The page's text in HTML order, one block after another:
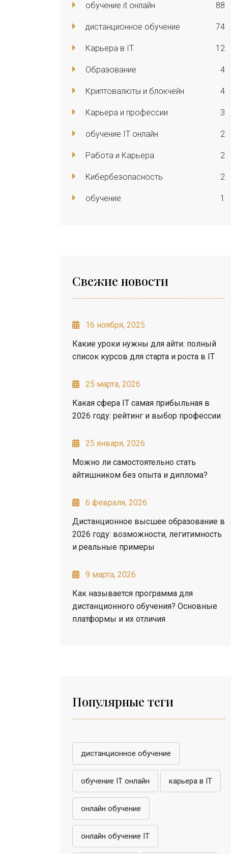
обучение it онлайн 88
дистанционное обучение 74
Карьера в IT 12
Образование 4
Криптовалюты и блокчейн 4
Карьера и профессии 3
обучение IT онлайн 2
Работа и Карьера 2
Кибербезопасность 2
обучение 1
Свежие новости
16 ноября, 2025
Какие уроки нужны для айти: полный
список курсов для старта и роста в IT
25 марта, 2026
Какая сфера IT самая прибыльная в
2026 году: рейтинг и выбор профессии
25 января, 2026
Можно ли самостоятельно стать
айтишником без опыта и диплома?
6 февраля, 2026
Дистанционное высшее образование в
2026 году: возможности, легитимность
и реальные примеры
9 марта, 2026
Как называется программа для
дистанционного обучения? Основные
платформы и их отличия
Популярные теги
дистанционное обучение
обучение IT онлайн карьера в IT
онлайн обучение
онлайн обучение IT